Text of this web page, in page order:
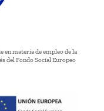
en materia de empleo de la
del Fondo Social Europeo